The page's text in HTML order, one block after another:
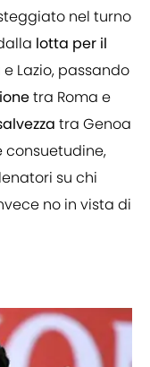
nel turno
lotta per il
Lazio, passando
tra Roma e
tra Genoa
consuetudine,
su chi
no in vista di